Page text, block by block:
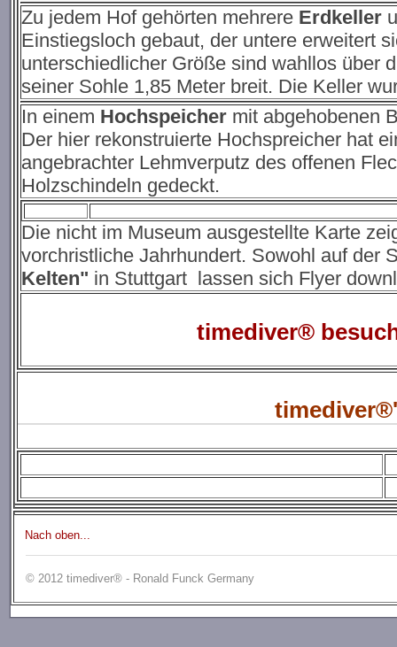
Zu jedem Hof gehörten mehrere Erdkeller
Einstiegsloch gebaut, der untere erweitert
unterschiedlicher Größe sind wahllos über
seiner Sohle 1,85 Meter breit. Die Keller
In einem Hochspeicher mit abgehobenen
Der hier rekonstruierte Hochspreicher hat
angebrachter Lehmverputz des offenen
Holzschindeln gedeckt.
Die nicht im Museum ausgestellte Karte
vorchristliche Jahrhundert. Sowohl auf der
Kelten" in Stuttgart lassen sich Flyer
timediver®
Nach oben...
© 2012 timediver® - Ronald Funck Germany